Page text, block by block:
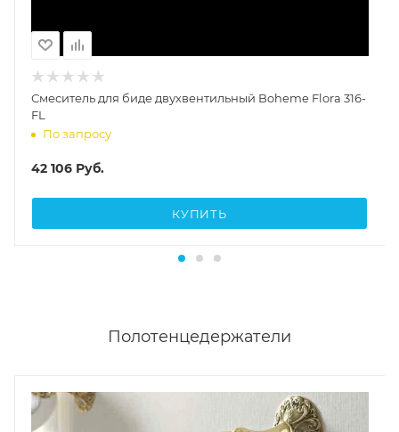
Смеситель для биде двухвентильный Boheme Flora 316-
FL
По запросу
42 106 Руб.
КУПИТЬ
Полотенцедержатели